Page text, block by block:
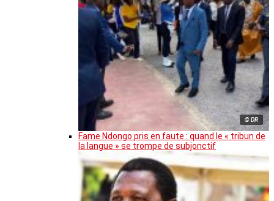
© DR
Fame Ndongo pris en faute : quand le « tribun de
la langue » se trompe de subjonctif